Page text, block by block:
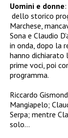
Uomini e donne
dello storico
Marchese,
Sona e Claudio
in onda, dopo la
hanno dichiarato
prime voci, poi
programma.
Riccardo
Mangiapelo;
Serpa; mentre
solo…